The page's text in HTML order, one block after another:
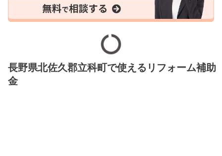
長野県北佐久郡立科町で使えるリフォーム補助
金